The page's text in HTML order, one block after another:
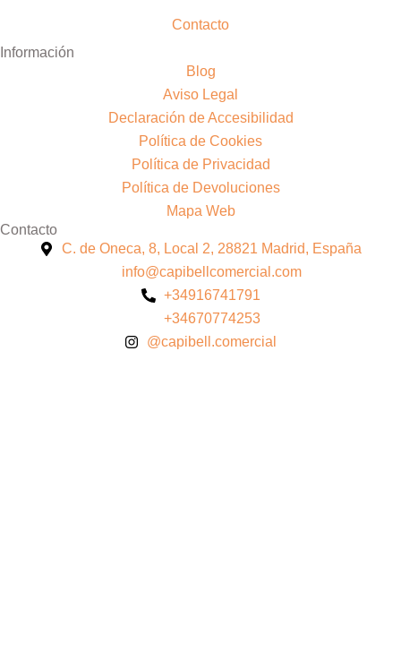
Contacto
Información
Blog
Aviso Legal
Declaración de Accesibilidad
Política de Cookies
Política de Privacidad
Política de Devoluciones
Mapa Web
Contacto
C. de Oneca, 8, Local 2, 28821 Madrid, España
info@capibellcomercial.com
+34916741791
+34670774253
@capibell.comercial